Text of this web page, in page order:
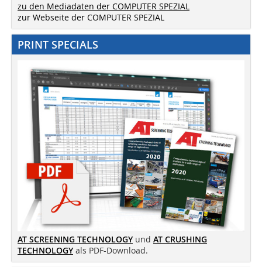
zu den Mediadaten der COMPUTER SPEZIAL
zur Webseite der COMPUTER SPEZIAL
PRINT SPECIALS
AT SCREENING TECHNOLOGY und AT CRUSHING
TECHNOLOGY als PDF-Download.